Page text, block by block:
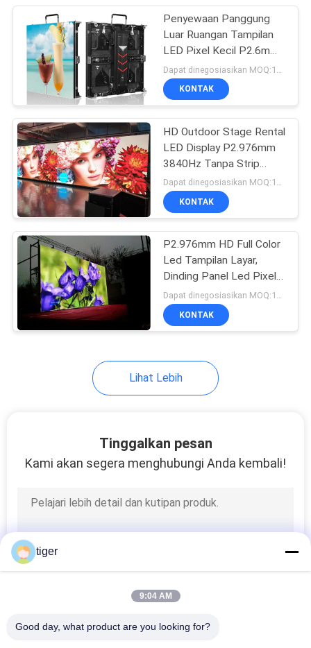
Penyewaan Panggung
Luar Ruangan Tampilan
LED Pixel Kecil P2.6mm
Definisi Tinggi Penuh
Warna
KONTAK
HD Outdoor Stage Rental
LED Display P2.976mm
3840Hz Tanpa Strip
SMD1515 LEDs
Dapat dinegosiasikan MOQ:10 meter persegi
KONTAK
P2.976mm HD Full Color
Led Tampilan Layar,
Dinding Panel Led Pixel
Kecil SMD1515
Dapat dinegosiasikan MOQ:10 meter persegi
KONTAK
Lihat Lebih
Tinggalkan pesan
Kami akan segera menghubungi Anda kembali!
tiger
9:04 AM
Good day, what product are you looking for?